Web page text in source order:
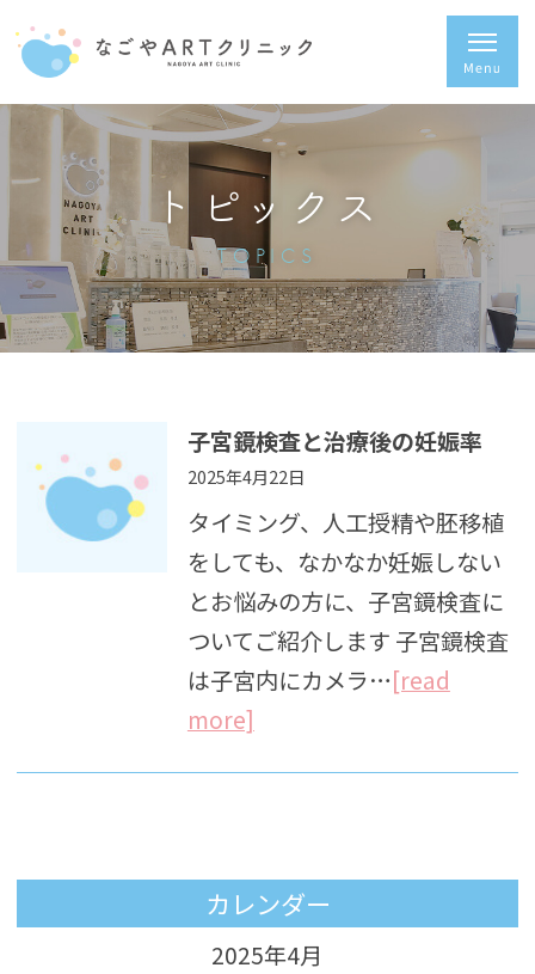
トピックス
TOPICS
子宮鏡検査と治療後の妊娠率
2025年4月22日
タイミング、人工授精や胚移植
をしても、なかなか妊娠しない
とお悩みの方に、子宮鏡検査に
ついてご紹介します 子宮鏡検査
は子宮内にカメラ…[read
more]
カレンダー
2025年4月